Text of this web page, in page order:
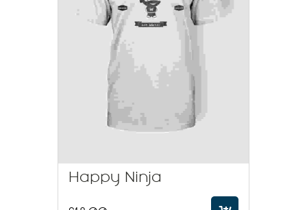
Happy Ninja